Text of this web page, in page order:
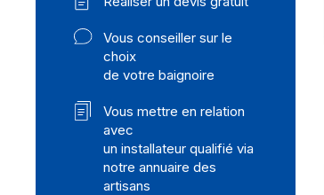
Vous conseiller sur le
choix
de votre baignoire
Vous mettre en relation
avec
un installateur qualifié via
notre annuaire des
artisans